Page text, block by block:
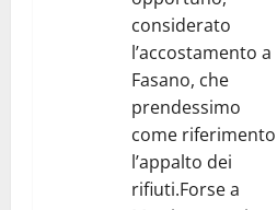
considerato
l’accostamento a
Fasano, che
prendessimo
come riferimento
l’appalto dei
rifiuti.Forse a